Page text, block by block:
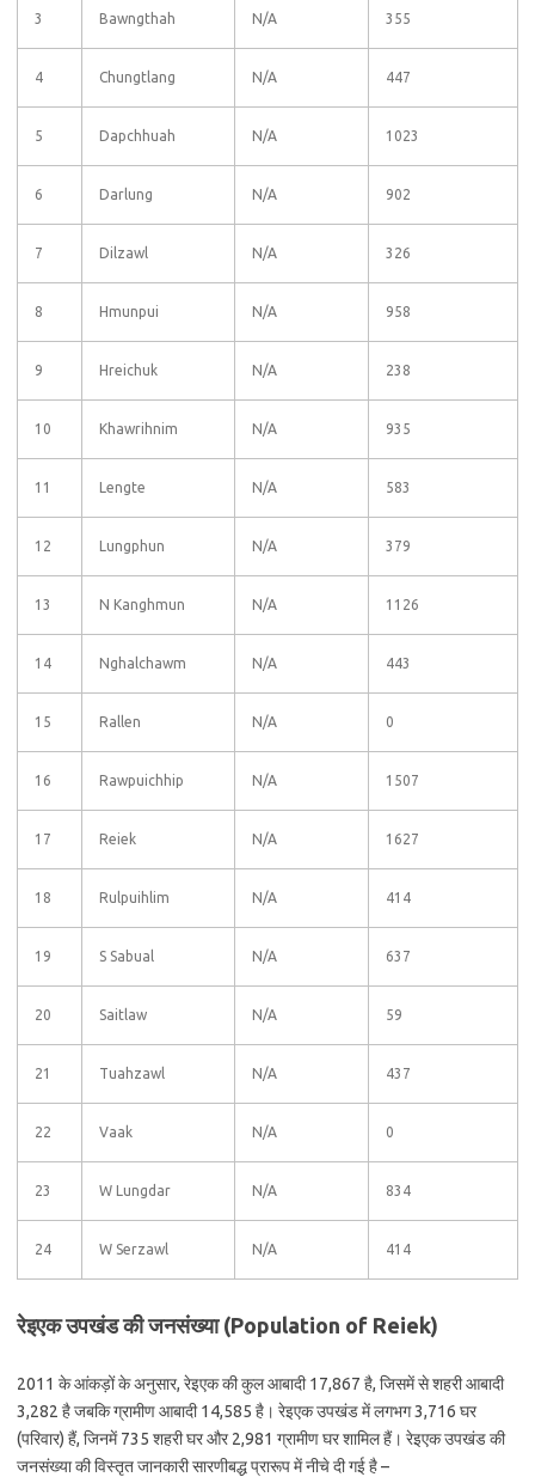
3 Bawngthah N/A 355
4 Chungtlang N/A 447
5 Dapchhuah N/A 1023
6 Darlung N/A 902
7 Dilzawl N/A 326
8 Hmunpui N/A 958
9 Hreichuk N/A 238
10 Khawrihnim N/A 935
11 Lengte N/A 583
12 Lungphun N/A 379
13 N Kanghmun N/A 1126
14 Nghalchawm N/A 443
15 Rallen N/A 0
16 Rawpuichhip N/A 1507
17 Reiek N/A 1627
18 Rulpuihlim N/A 414
19 S Sabual N/A 637
20 Saitlaw N/A 59
21 Tuahzawl N/A 437
22 Vaak N/A 0
23 W Lungdar N/A 834
24 W Serzawl N/A 414
रेइएक उपखंड की जनसंख्या (Population of Reiek)
2011 के आंकड़ों के अनुसार, रेइएक की कुल आबादी 17,867 है, जिसमें से शहरी आबादी
3,282 है जबकि ग्रामीण आबादी 14,585 है। रेइएक उपखंड में लगभग 3,716 घर
(परिवार) हैं, जिनमें 735 शहरी घर और 2,981 ग्रामीण घर शामिल हैं। रेइएक उपखंड की
जनसंख्या की विस्तृत जानकारी सारणीबद्ध प्रारूप में नीचे दी गई है –